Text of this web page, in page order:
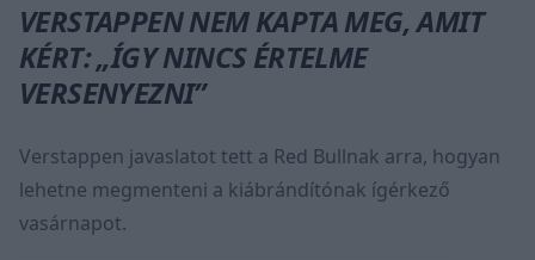
VERSTAPPEN NEM KAPTA MEG, AMIT
KÉRT: „ÍGY NINCS ÉRTELME
VERSENYEZNI”
Verstappen javaslatot tett a Red Bullnak arra, hogyan
lehetne megmenteni a kiábrándítónak ígérkező
vasárnapot.